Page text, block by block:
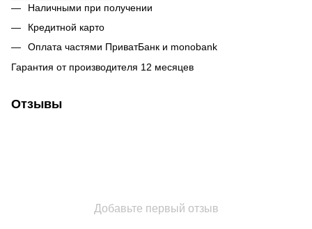
Наличными при получении
Кредитной карто
Оплата частями ПриватБанк и monobank
Гарантия от производителя 12 месяцев
Отзывы
Добавьте первый отзыв